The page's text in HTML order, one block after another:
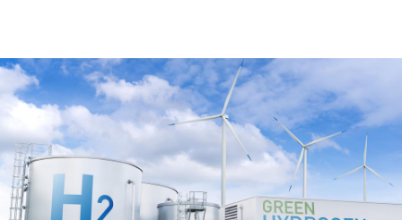
hydrogen_expo_2024